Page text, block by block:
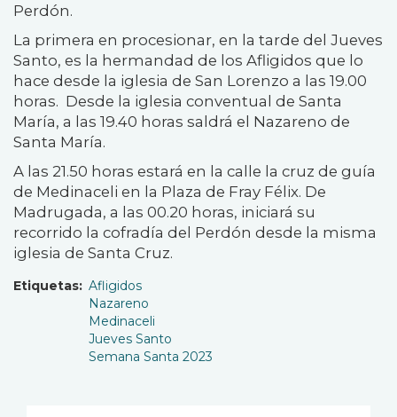
Perdón.
La primera en procesionar, en la tarde del Jueves
Santo, es la hermandad de los Afligidos que lo
hace desde la iglesia de San Lorenzo a las 19.00
horas. Desde la iglesia conventual de Santa
María, a las 19.40 horas saldrá el Nazareno de
Santa María.
A las 21.50 horas estará en la calle la cruz de guía
de Medinaceli en la Plaza de Fray Félix. De
Madrugada, a las 00.20 horas, iniciará su
recorrido la cofradía del Perdón desde la misma
iglesia de Santa Cruz.
Etiquetas
Afligidos
Nazareno
Medinaceli
Jueves Santo
Semana Santa 2023